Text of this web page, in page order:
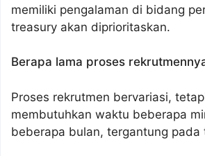
memiliki pengalaman di bidang
treasury akan diprioritaskan.
Berapa lama proses
Proses rekrutmen bervariasi,
membutuhkan waktu beberapa
beberapa bulan, tergantung pada